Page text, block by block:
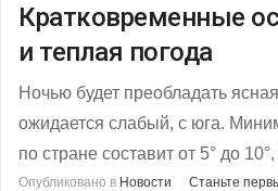
Кратковременные
и теплая погода
Ночью будет преобладать
ожидается слабый, с юга.
по стране составит от 5° до
Опубликовано в Новости
Станьте